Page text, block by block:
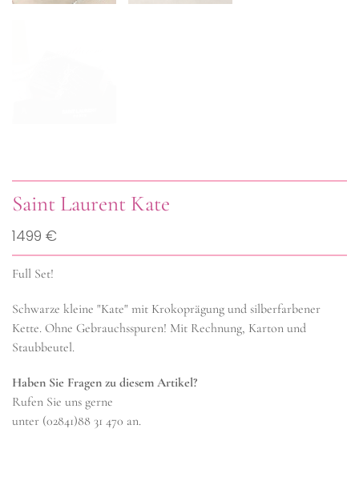
Saint Laurent Kate
1499 €
Full Set!
Schwarze kleine "Kate" mit Krokoprägung und silberfarbener
Kette. Ohne Gebrauchsspuren! Mit Rechnung, Karton und
Staubbeutel.
Haben Sie Fragen zu diesem Artikel?
Rufen Sie uns gerne
unter (02841)88 31 470 an.